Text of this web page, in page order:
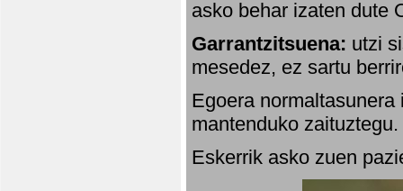
asko behar izaten dute
Garrantzitsuena: utzi
mesedez, ez sartu
Egoera
mantenduko
Eskerrik asko zuen